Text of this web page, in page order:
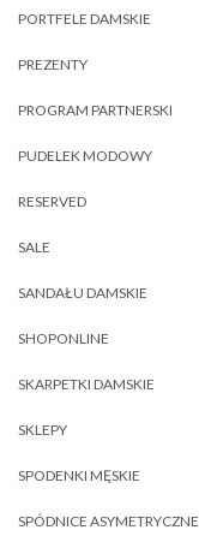
PORTFELE DAMSKIE
PREZENTY
PROGRAM PARTNERSKI
PUDELEK MODOWY
RESERVED
SALE
SANDAŁU DAMSKIE
SHOPONLINE
SKARPETKI DAMSKIE
SKLEPY
SPODENKI MĘSKIE
SPÓDNICE ASYMETRYCZNE